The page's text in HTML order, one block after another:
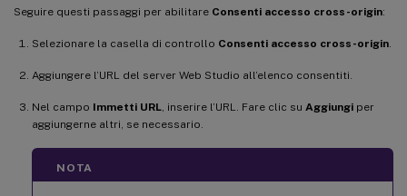
Seguire questi passaggi per abilitare Consenti accesso cross-origin:
Selezionare la casella di controllo Consenti accesso cross-origin
Aggiungere l’URL del server Web Studio all’elenco consentiti.
Nel campo Immetti URL , inserire l’URL. Fare clic su Aggiungi per
aggiungerne altri, se necessario.
NOTA